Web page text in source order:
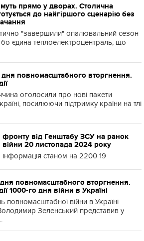
прямо у дворах. Столична
до найгіршого сценарію без
"завершили" опалювальний сезон
єдина теплоелектроцентраль, що
дня повномасштабного вторгнення.
оголосили про нові пакети
посилюючи підтримку країни на тлі
фронту від Генштабу ЗСУ на ранок
війни 20 листопада 2024 року
станом на 2200 19
повномасштабного вторгнення.
1000-го дня війни в Україні
повномасштабної війни в Україні
Зеленський представив у